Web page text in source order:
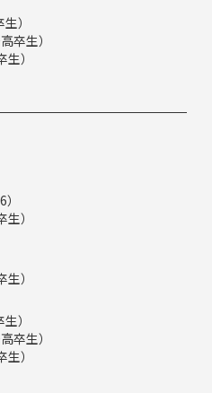
）
卒生）
）
）
）
）
卒生）
）